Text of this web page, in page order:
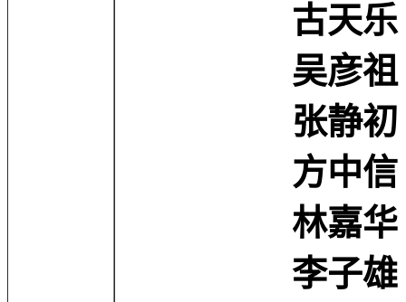
古天乐
吴彦祖
张静初
方中信
林嘉华 Ka
李子雄